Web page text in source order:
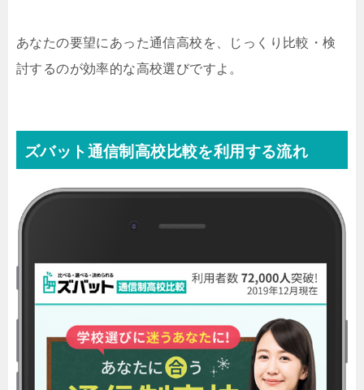
あなたの要望にあった通信高校を、じっくり比較・検
討するのが効率的な高校選びですよ。
ズバット通信制高校比較を利用する流れ